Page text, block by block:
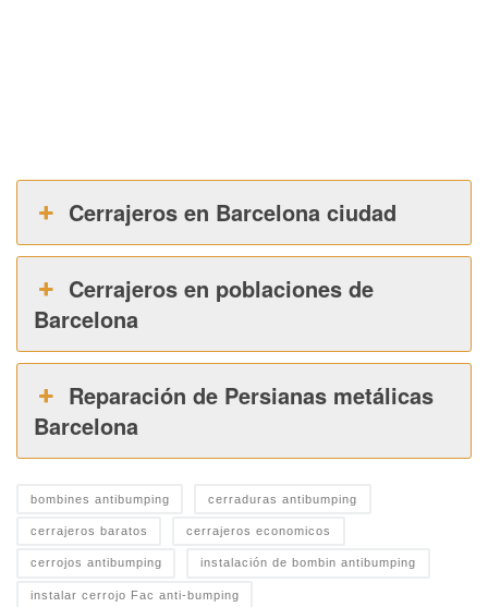
Cerrajeros en Barcelona ciudad
Cerrajeros en poblaciones de
Barcelona
Reparación de Persianas metálicas
Barcelona
bombines antibumping cerraduras antibumping
cerrajeros baratos cerrajeros economicos
cerrojos antibumping instalación de bombin antibumping
instalar cerrojo Fac anti-bumping